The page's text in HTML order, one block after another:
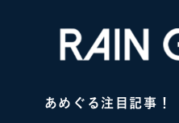
あめぐる注目記事！